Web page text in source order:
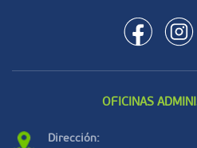
OFICINAS
Dirección: